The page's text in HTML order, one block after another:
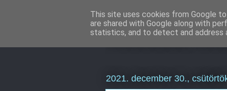
Weboldal
2021. december 30.,
This site uses cookies from Google
are shared with Google along with
statistics, and to detect and address